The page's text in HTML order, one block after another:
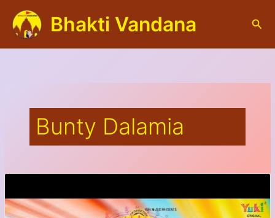
content
Bhakti Vandana
S
a
h
Bunty Dalamia